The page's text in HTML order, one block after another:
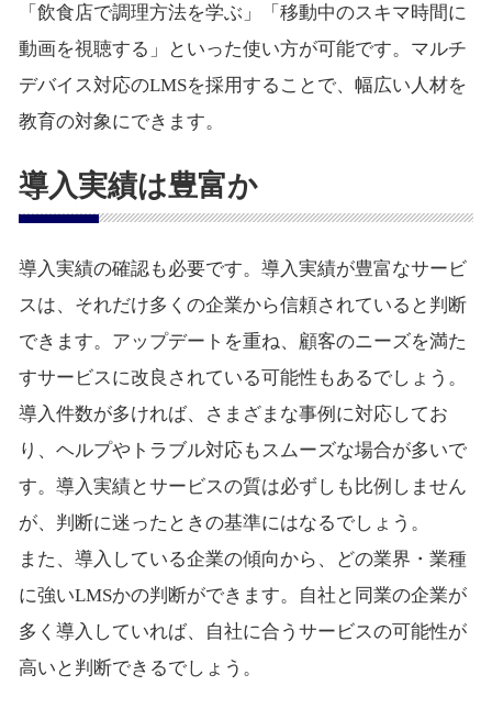
「飲食店で調理方法を学ぶ」「移動中のスキマ時間に
動画を視聴する」といった使い方が可能です。マルチ
デバイス対応のLMSを採用することで、幅広い人材を
教育の対象にできます。
導入実績は豊富か
導入実績の確認も必要です。導入実績が豊富なサービ
スは、それだけ多くの企業から信頼されていると判断
できます。アップデートを重ね、顧客のニーズを満た
すサービスに改良されている可能性もあるでしょう。
導入件数が多ければ、さまざまな事例に対応してお
り、ヘルプやトラブル対応もスムーズな場合が多いで
す。導入実績とサービスの質は必ずしも比例しません
が、判断に迷ったときの基準にはなるでしょう。
また、導入している企業の傾向から、どの業界・業種
に強いLMSかの判断ができます。自社と同業の企業が
多く導入していれば、自社に合うサービスの可能性が
高いと判断できるでしょう。